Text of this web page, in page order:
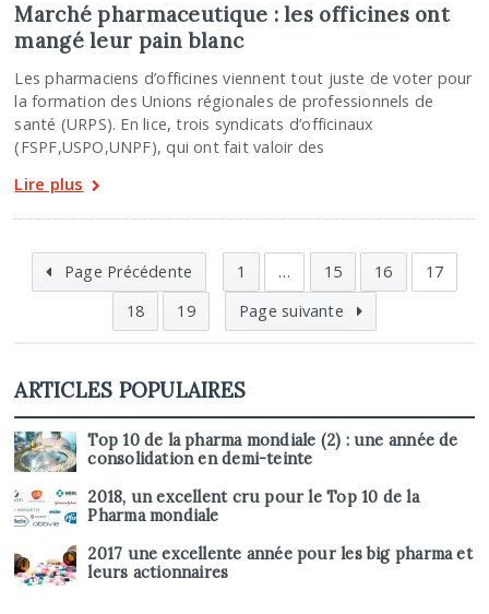
Marché pharmaceutique : les officines ont
mangé leur pain blanc
Les pharmaciens d’officines viennent tout juste de voter pour
la formation des Unions régionales de professionnels de
santé (URPS). En lice, trois syndicats d’officinaux
(FSPF,USPO,UNPF), qui ont fait valoir des
Lire plus
Page Précédente 1 … 15 16
17
18
19 Page suivante
ARTICLES POPULAIRES
Top 10 de la pharma mondiale (2) : une année de
consolidation en demi-teinte
2018, un excellent cru pour le Top 10 de la
Pharma mondiale
2017 une excellente année pour les big pharma et
leurs actionnaires